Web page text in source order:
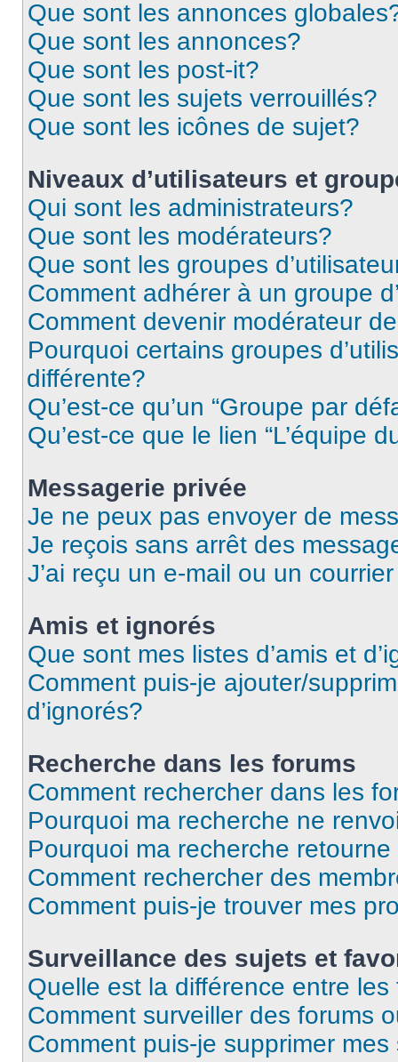
Que sont les annonces
Que sont les annonces?
Que sont les post-it?
Que sont les sujets verrouillés?
Que sont les icônes de sujet?
Niveaux d’utilisateurs et
Qui sont les administrateurs?
Que sont les modérateurs?
Que sont les groupes
Comment adhérer à un groupe
Comment devenir modérateur
Pourquoi certains groupes
différente?
Qu’est-ce qu’un “Groupe par
Qu’est-ce que le lien “L’équipe
Messagerie privée
Je ne peux pas envoyer de
Je reçois sans arrêt des
J’ai reçu un e-mail ou un
Amis et ignorés
Que sont mes listes d’amis et
Comment puis-je ajouter/
d’ignorés?
Recherche dans les forums
Comment rechercher dans les
Pourquoi ma recherche ne
Pourquoi ma recherche
Comment rechercher des
Comment puis-je trouver mes
Surveillance des sujets et
Quelle est la différence entre
Comment surveiller des forums
Comment puis-je supprimer